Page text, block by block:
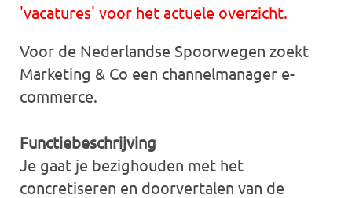
'vacatures' voor het actuele overzicht.
Voor de Nederlandse Spoorwegen zoekt
Marketing & Co een channelmanager e-
commerce.
Functiebeschrijving
Je gaat je bezighouden met het
concretiseren en doorvertalen van de